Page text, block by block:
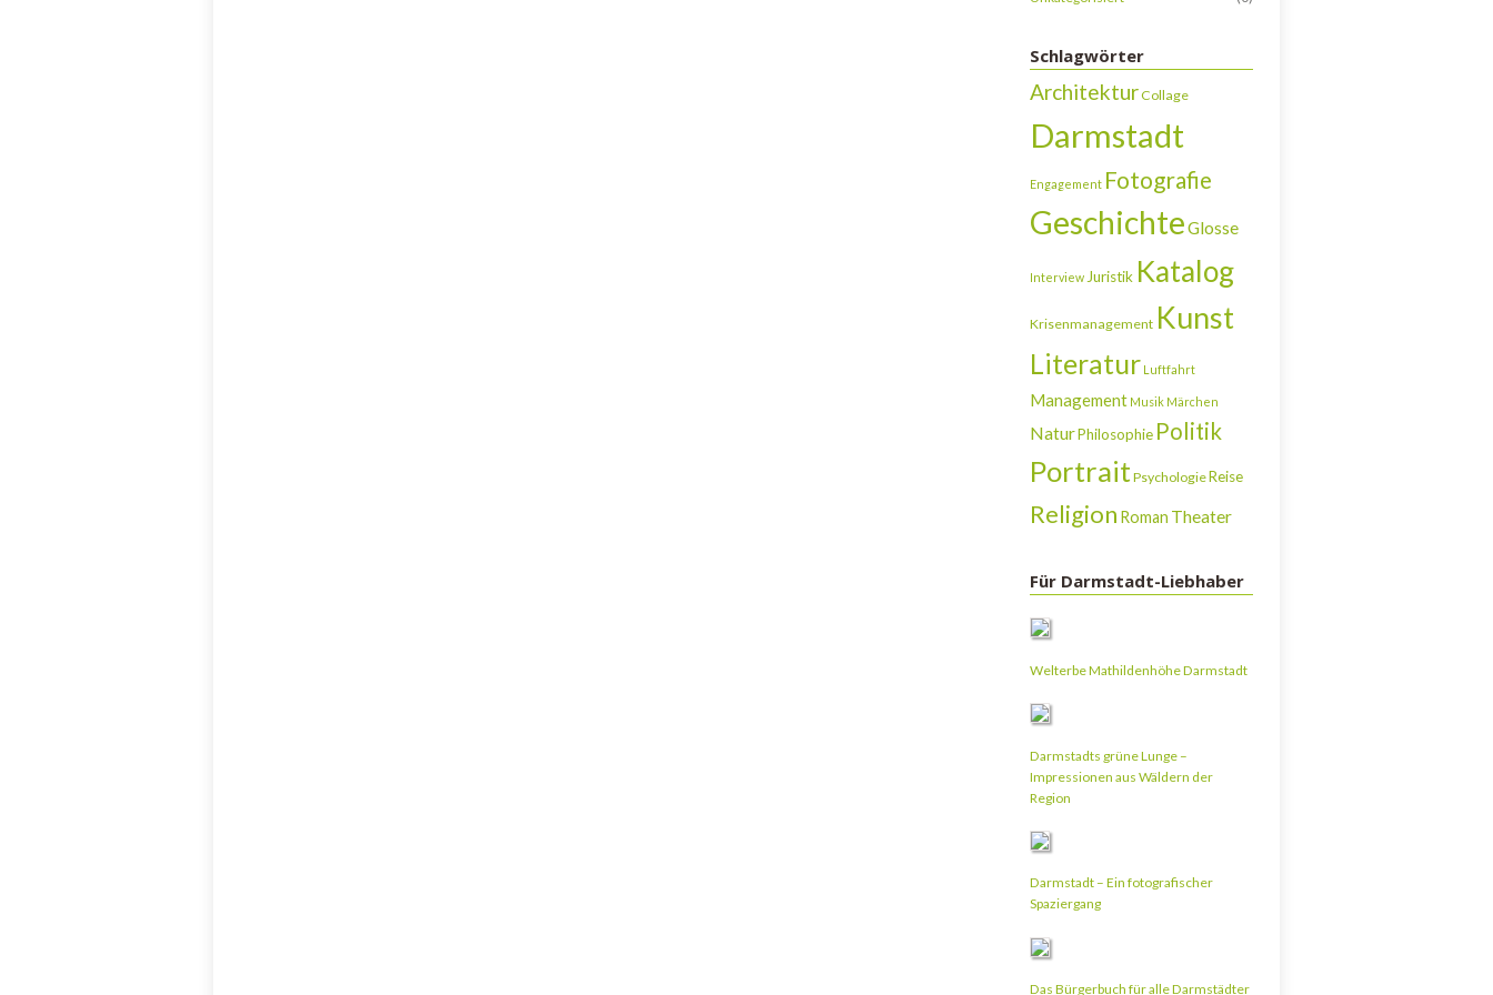
Schlagwörter
ArchitekturCollage
Darmstadt
Engagement Fotografie
GeschichteGlosse
Interview Juristik Katalog
Krisenmanagement Kunst
Literatur Luftfahrt
Management Musik Märchen
NaturPhilosophie Politik
Portrait PsychologieReise
Religion Roman Theater
Für Darmstadt-Liebhaber
Welterbe Mathildenhöhe Darmstadt
Darmstadts grüne Lunge –
Impressionen aus Wäldern der
Region
Darmstadt – Ein fotografischer
Spaziergang
Das Bürgerbuch für alle Darmstädter